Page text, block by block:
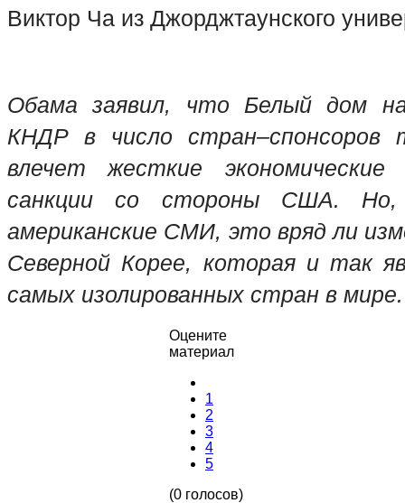
Виктор Ча из Джорджтаунского
Обама заявил, что Белый дом
КНДР в число стран–спонсоров
влечет жесткие экономические
санкции со стороны США.
американские СМИ, это вряд ли
Северной Корее, которая и так
самых изолированных стран в
Оцените
материал
1
2
3
4
5
(0 голосов)